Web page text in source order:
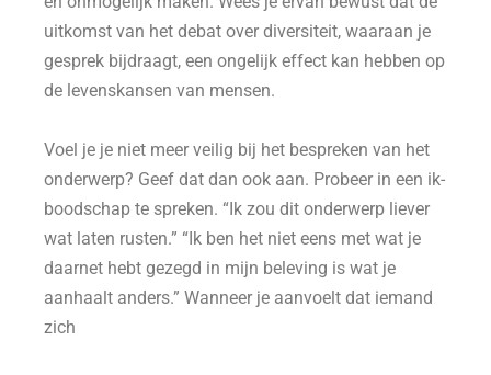
uitkomst van het debat over diversiteit, waaraan je
gesprek bijdraagt, een ongelijk effect kan hebben op
de levenskansen van mensen.
Voel je je niet meer veilig bij het bespreken van het
onderwerp? Geef dat dan ook aan. Probeer in een ik-
boodschap te spreken. “Ik zou dit onderwerp liever
wat laten rusten.” “Ik ben het niet eens met wat je
daarnet hebt gezegd in mijn beleving is wat je
aanhaalt anders.” Wanneer je aanvoelt dat iemand
zich